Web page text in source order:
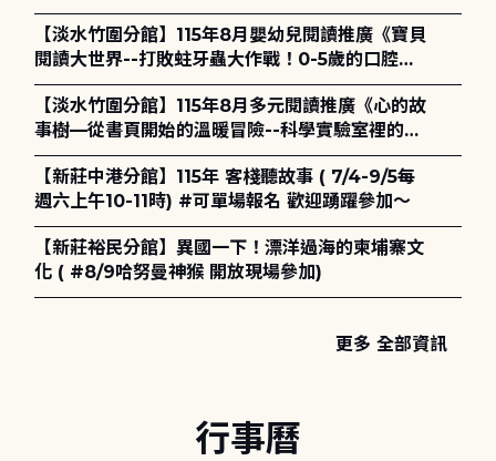
【淡水竹圍分館】115年8月嬰幼兒閱讀推廣《寶貝
閱讀大世界--打敗蛀牙蟲大作戰！0-5歲的口腔照
護全攻略》
【淡水竹圍分館】115年8月多元閱讀推廣《心的故
事樹—從書頁開始的溫暖冒險--科學實驗室裡的放
電章魚》
【新莊中港分館】115年 客棧聽故事 ( 7/4-9/5每
週六上午10-11時) #可單場報名 歡迎踴躍參加～
【新莊裕民分館】異國一下！漂洋過海的柬埔寨文
化 ( #8/9哈努曼神猴 開放現場參加)
更多 全部資訊
行事曆